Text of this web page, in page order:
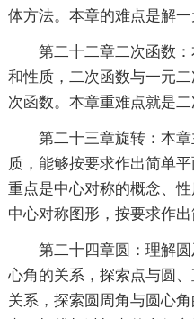
体方法。本章的难点是解一
第二十二章二次函数
和性质，二次函数与一元
次函数。本章重难点就是
第二十三章旋转：本
质，能够按要求作出简单
重点是中心对称的概念、
中心对称图形，按要求作
第二十四章圆：理解
心角的关系，探索点与圆
关系，探索圆周角与圆心